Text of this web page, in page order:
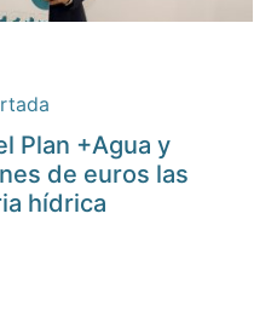
Plan +Agua y
de euros las
hídrica